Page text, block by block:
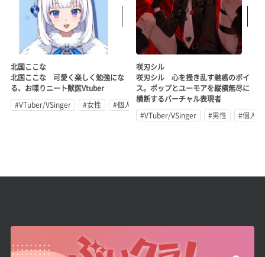
北国ここな
北国ここな 可愛く楽しく勉強にな
る、お喋りニート獣医Vtuber
#VTuber/VSinger
#女性 #個人勢
咲刃シル
咲刃シル 心を掻き乱す魅惑のボイ
ス。ポップとユーモアを縦横無尽に
横断するバーチャル表現者
#VTuber/VSinger
#男性 #個人勢